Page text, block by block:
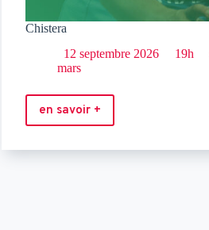
Chistera
12 septembre 2026
19h
mars
en savoir +
Chistera